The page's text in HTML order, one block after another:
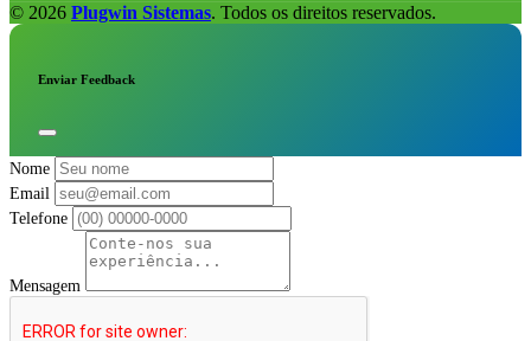
© 2026 Plugwin Sistemas. Todos os direitos reservados.
Enviar Feedback
Nome
Email
Telefone
Mensagem